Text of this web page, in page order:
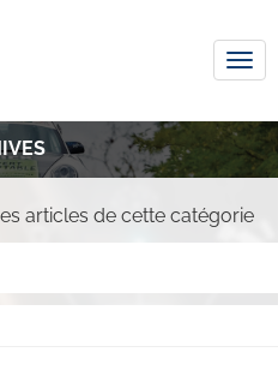
articles de cette catégorie